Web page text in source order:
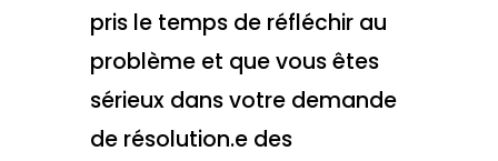
pris le temps de réfléchir au
problème et que vous êtes
sérieux dans votre demande
de résolution.e des